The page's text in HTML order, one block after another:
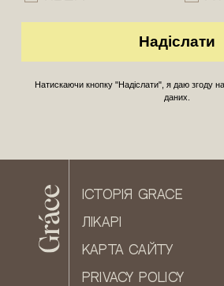
Натискаючи кнопку "Надіслати", я даю згоду
даних.
ІСТОРІЯ GRACE
ЛІКАРІ
КАРТА САЙТУ
PRIVACY POLICY